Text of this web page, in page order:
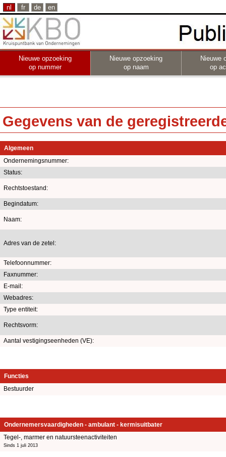
nl fr de en
Nieuwe opzoeking
op nummer
Nieuwe opzoeking
op naam
Nieuwe
op
Gegevens van de
Algemeen
Ondernemingsnummer:
Status:
Rechtstoestand:
Begindatum:
Naam:
Adres van de zetel:
Telefoonnummer:
Faxnummer:
E-mail:
Webadres:
Type entiteit:
Rechtsvorm:
Aantal vestigingseenheden (VE):
Functies
Bestuurder
Ondernemersvaardigheden - ambulant - kermisuitbater
Tegel-, marmer en natuursteenactiviteiten
Sinds 1 juli 2013